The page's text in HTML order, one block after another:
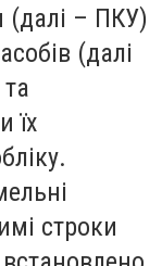
(далі – ПКУ)
(далі
їх
строки